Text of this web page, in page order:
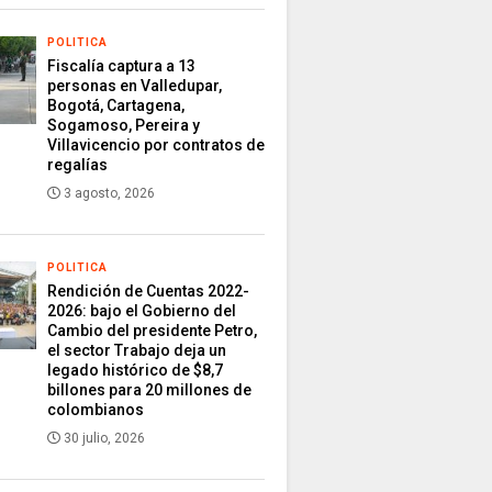
POLITICA
Fiscalía captura a 13
personas en Valledupar,
Bogotá, Cartagena,
Sogamoso, Pereira y
Villavicencio por contratos de
regalías
3 agosto, 2026
POLITICA
Rendición de Cuentas 2022-
2026: bajo el Gobierno del
Cambio del presidente Petro,
el sector Trabajo deja un
legado histórico de $8,7
billones para 20 millones de
colombianos
30 julio, 2026